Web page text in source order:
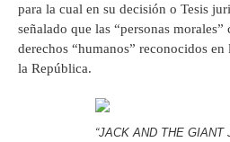
para la cual en su decisión o Tesis
señalado que las “personas
derechos “humanos” reconocidos
la República.
“JACK AND THE GIANT